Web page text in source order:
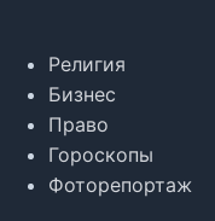
Религия
Бизнес
Право
Гороскопы
Фоторепортаж